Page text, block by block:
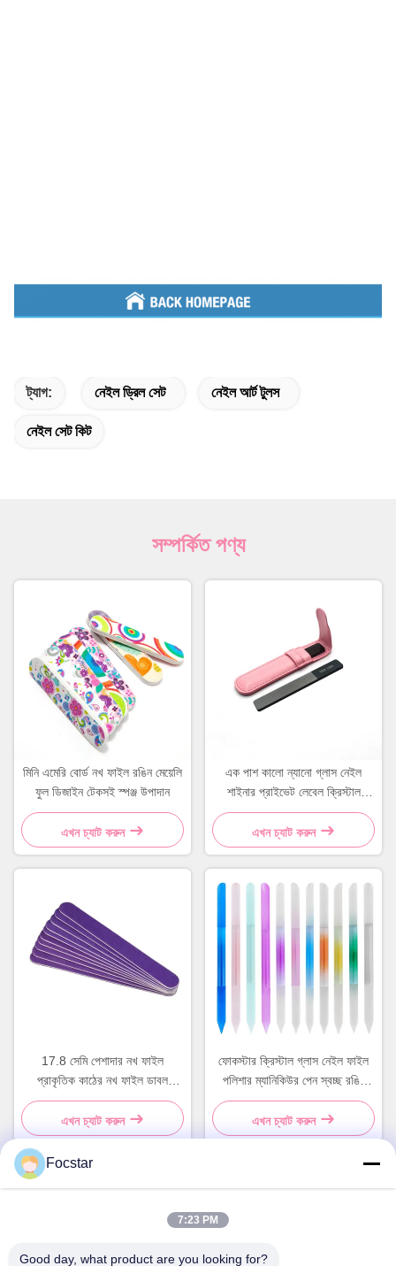
ট্যাগ: নেইল ড্রিল সেট নেইল আর্ট টুলস
নেইল সেট কিট
সম্পর্কিত পণ্য
মিনি এমেরি বোর্ড নখ ফাইল রঙিন মেয়েলি
ফুল ডিজাইন টেকসই স্পঞ্জ উপাদান
এখন চ্যাট করুন
এক পাশ কালো ন্যানো গ্লাস নেইল
শাইনার প্রাইভেট লেবেল ক্রিস্টাল
ফাইলার চামড়ার কেস সহ
এখন চ্যাট করুন
17.8 সেমি পেশাদার নখ ফাইল
প্রাকৃতিক কাঠের নখ ফাইল ডাবল
পার্শ্বযুক্ত
এখন চ্যাট করুন
ফোকস্টার ক্রিস্টাল গ্লাস নেইল ফাইল
পলিশার ম্যানিকিউর পেন স্বচ্ছ রঙিন
সিলিন্ডার
এখন চ্যাট করুন
ঠিকানা
Focstar
7:23 PM
Good day, what product are you looking for?